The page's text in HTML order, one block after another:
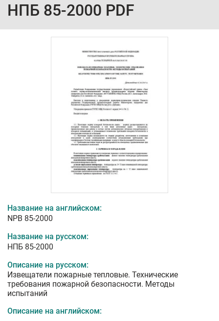
НПБ 85-2000 PDF
Название на английском:
NPB 85-2000
Название на русском:
НПБ 85-2000
Описание на русском:
Извещатели пожарные тепловые. Технические
требования пожарной безопасности. Методы
испытаний
Описание на английском: